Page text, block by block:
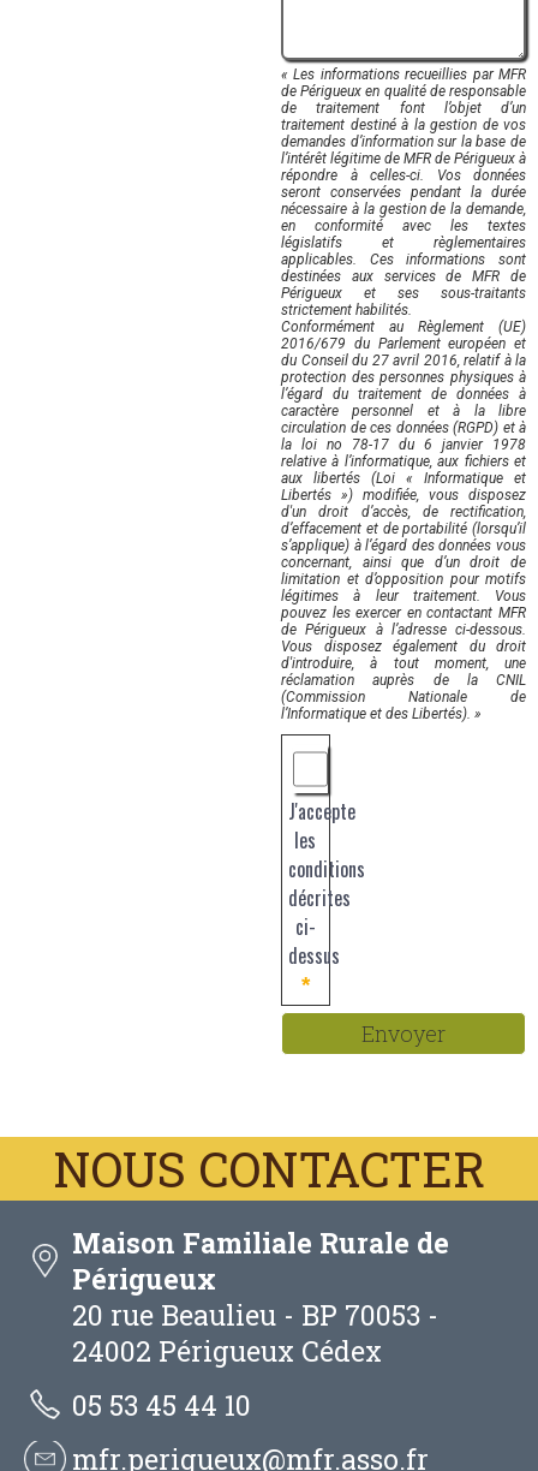
« Les informations recueillies par MFR
de Périgueux en qualité de responsable
de traitement font l’objet d’un
traitement destiné à la gestion de vos
demandes d’information sur la base de
l’intérêt légitime de MFR de Périgueux à
répondre à celles-ci. Vos données
seront conservées pendant la durée
nécessaire à la gestion de la demande,
en conformité avec les textes
législatifs et règlementaires
applicables. Ces informations sont
destinées aux services de MFR de
Périgueux et ses sous-traitants
strictement habilités.
Conformément au Règlement (UE)
2016/679 du Parlement européen et
du Conseil du 27 avril 2016, relatif à la
protection des personnes physiques à
l’égard du traitement de données à
caractère personnel et à la libre
circulation de ces données (RGPD) et à
la loi no 78-17 du 6 janvier 1978
relative à l’informatique, aux fichiers et
aux libertés (Loi « Informatique et
Libertés ») modifiée, vous disposez
d'un droit d’accès, de rectification,
d’effacement et de portabilité (lorsqu’il
s’applique) à l’égard des données vous
concernant, ainsi que d’un droit de
limitation et d’opposition pour motifs
légitimes à leur traitement. Vous
pouvez les exercer en contactant MFR
de Périgueux à l’adresse ci-dessous.
Vous disposez également du droit
d'introduire, à tout moment, une
réclamation auprès de la CNIL
(Commission Nationale de
l’Informatique et des Libertés). »
J'accepte
les
conditions
décrites
ci-
dessus
*
Envoyer
Maison Familiale Rurale de
Périgueux
20 rue Beaulieu - BP 70053 -
24002 Périgueux Cédex
05 53 45 44 10
mfr.perigueux@mfr.asso.fr